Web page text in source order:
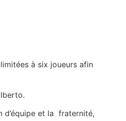
à six joueurs afin
d’équipe et la fraternité,